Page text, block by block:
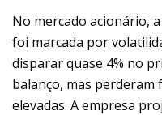
No mercado acionário,
foi marcada por
disparar quase 4% no
balanço, mas perderam
elevadas. A empresa